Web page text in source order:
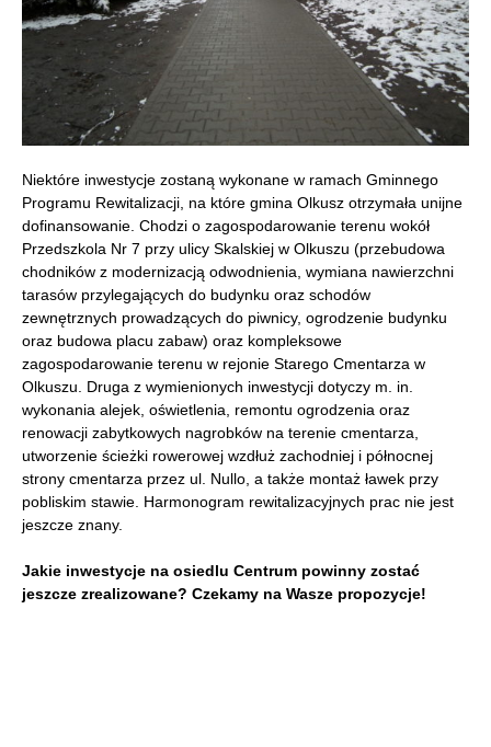
Niektóre inwestycje zostaną wykonane w ramach Gminnego
Programu Rewitalizacji, na które gmina Olkusz otrzymała unijne
dofinansowanie. Chodzi o zagospodarowanie terenu wokół
Przedszkola Nr 7 przy ulicy Skalskiej w Olkuszu (przebudowa
chodników z modernizacją odwodnienia, wymiana nawierzchni
tarasów przylegających do budynku oraz schodów
zewnętrznych prowadzących do piwnicy, ogrodzenie budynku
oraz budowa placu zabaw) oraz kompleksowe
zagospodarowanie terenu w rejonie Starego Cmentarza w
Olkuszu. Druga z wymienionych inwestycji dotyczy m. in.
wykonania alejek, oświetlenia, remontu ogrodzenia oraz
renowacji zabytkowych nagrobków na terenie cmentarza,
utworzenie ścieżki rowerowej wzdłuż zachodniej i północnej
strony cmentarza przez ul. Nullo, a także montaż ławek przy
pobliskim stawie. Harmonogram rewitalizacyjnych prac nie jest
jeszcze znany.
Jakie inwestycje na osiedlu Centrum powinny zostać
jeszcze zrealizowane? Czekamy na Wasze propozycje!